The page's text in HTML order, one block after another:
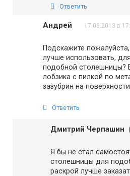
Ответить
Андрей 17.06.2013 в
Подскажите
лучше использовать,
подобной столешницы?
лобзика с пилкой по
зазубрин на
Ответить
Дмитрий Черпашин
Я бы не стал
столешницы для
раскрой лучше